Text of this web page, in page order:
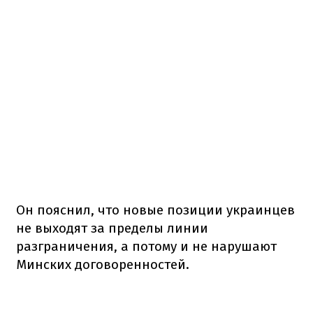
Он пояснил, что новые позиции украинцев
не выходят за пределы линии
разграничения, а потому и не нарушают
Минских договоренностей.